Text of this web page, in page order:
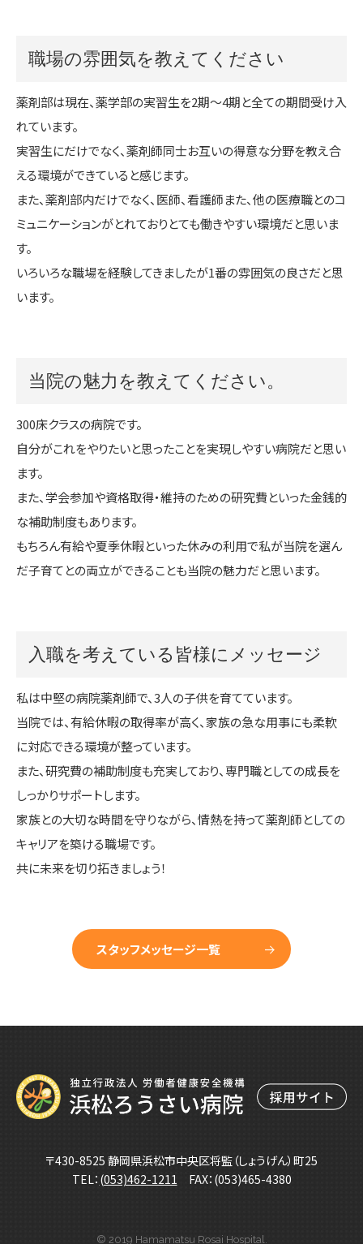
職場の雰囲気を教えてください
薬剤部は現在、薬学部の実習生を2期〜4期と全ての期間受け入
れています。
実習生にだけでなく、薬剤師同士お互いの得意な分野を教え合
える環境ができていると感じます。
また、薬剤部内だけでなく、医師、看護師また、他の医療職とのコ
ミュニケーションがとれておりとても働きやすい環境だと思いま
す。
いろいろな職場を経験してきましたが1番の雰囲気の良さだと思
います。
当院の魅力を教えてください。
300床クラスの病院です。
自分がこれをやりたいと思ったことを実現しやすい病院だと思い
ます。
また、学会参加や資格取得・維持のための研究費といった金銭的
な補助制度もあります。
もちろん有給や夏季休暇といった休みの利用で私が当院を選ん
だ子育てとの両立ができることも当院の魅力だと思います。
入職を考えている皆様にメッセージ
私は中堅の病院薬剤師で、3人の子供を育てています。
当院では、有給休暇の取得率が高く、家族の急な用事にも柔軟
に対応できる環境が整っています。
また、研究費の補助制度も充実しており、専門職としての成長を
しっかりサポートします。
家族との大切な時間を守りながら、情熱を持って薬剤師としての
キャリアを築ける職場です。
共に未来を切り拓きましょう！
スタッフメッセージ一覧
〒430-8525 静岡県浜松市中央区将監（しょうげん）町25
TEL： (053)462-1211 FAX：(053)465-4380
© 2019 Hamamatsu Rosai Hospital.